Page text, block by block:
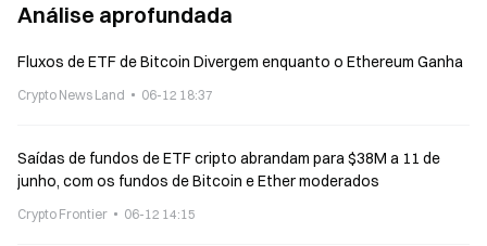
Análise aprofundada
Fluxos de ETF de Bitcoin Divergem enquanto o Ethereum Ganha
Crypto News Land 06-12 18:37
Saídas de fundos de ETF cripto abrandam para $38M a 11 de
junho, com os fundos de Bitcoin e Ether moderados
Crypto Frontier 06-12 14:15